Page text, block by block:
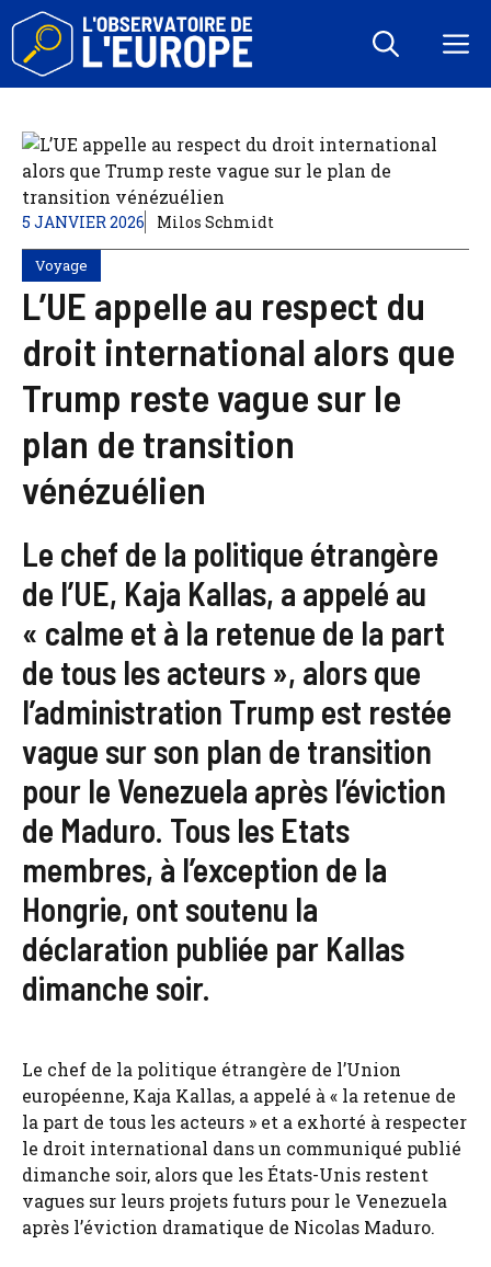
Aller
contenu
5 JANVIER 2026 Milos Schmidt
Voyage
L’UE appelle au respect du
droit international alors que
Trump reste vague sur le
plan de transition
vénézuélien
Le chef de la politique étrangère
de l’UE, Kaja Kallas, a appelé au
« calme et à la retenue de la part
de tous les acteurs », alors que
l’administration Trump est restée
vague sur son plan de transition
pour le Venezuela après l’éviction
de Maduro. Tous les Etats
membres, à l’exception de la
Hongrie, ont soutenu la
déclaration publiée par Kallas
dimanche soir.
Le chef de la politique étrangère de l’Union
européenne, Kaja Kallas, a appelé à « la retenue de
la part de tous les acteurs » et a exhorté à respecter
le droit international dans un communiqué publié
dimanche soir, alors que les États-Unis restent
vagues sur leurs projets futurs pour le Venezuela
après l’éviction dramatique de Nicolas Maduro.